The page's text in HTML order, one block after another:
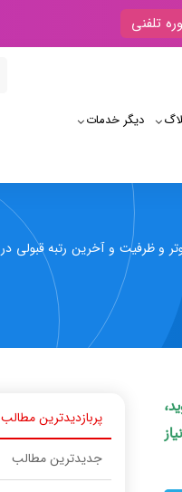
تلفنی
دیگر خدمات
و ظرفیت و آخرین رتبه قبولی در
پربازدیدترین مطالب
جدیدترین مطالب